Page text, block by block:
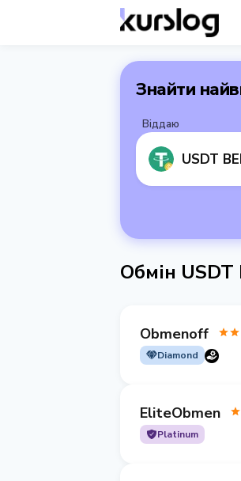
Знайти
Віддаю
USDT
Обмін USDT
Obmenoff
Diamond
EliteObmen
Platinum